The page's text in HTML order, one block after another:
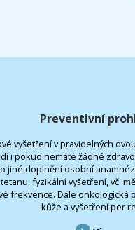
Preventivní
vyšetření v pravidelných
i pokud nemáte žádné
jiné doplnění osobní
fyzikální vyšetření, vč.
frekvence. Dále onkologická
kůže a vyšetření per